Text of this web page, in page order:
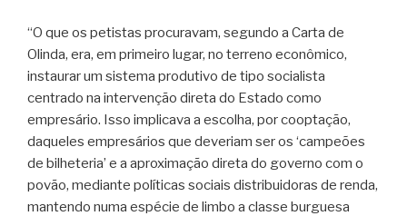
“O que os petistas procuravam, segundo a Carta de
Olinda, era, em primeiro lugar, no terreno econômico,
instaurar um sistema produtivo de tipo socialista
centrado na intervenção direta do Estado como
empresário. Isso implicava a escolha, por cooptação,
daqueles empresários que deveriam ser os ‘campeões
de bilheteria’ e a aproximação direta do governo com o
povão, mediante políticas sociais distribuidoras de renda,
mantendo numa espécie de limbo a classe burguesa